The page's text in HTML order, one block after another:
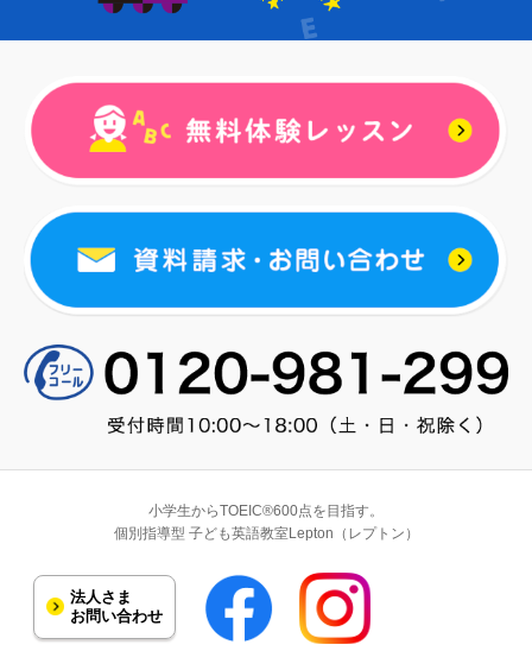
小学生からTOEIC®600点を目指す。
個別指導型 子ども英語教室Lepton（レプトン）
法人さま
お問い合わせ